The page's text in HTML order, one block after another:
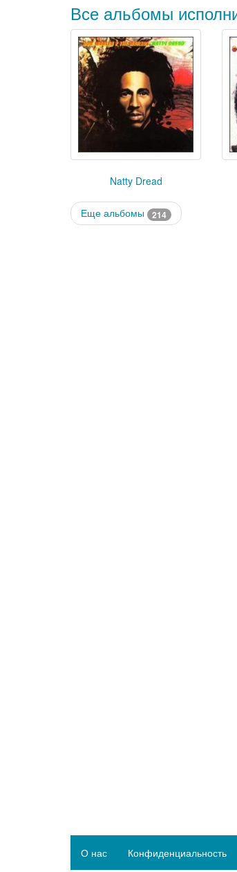
Все альбомы
Natty Dread
Еще альбомы 214
О нас Конфиденциальность